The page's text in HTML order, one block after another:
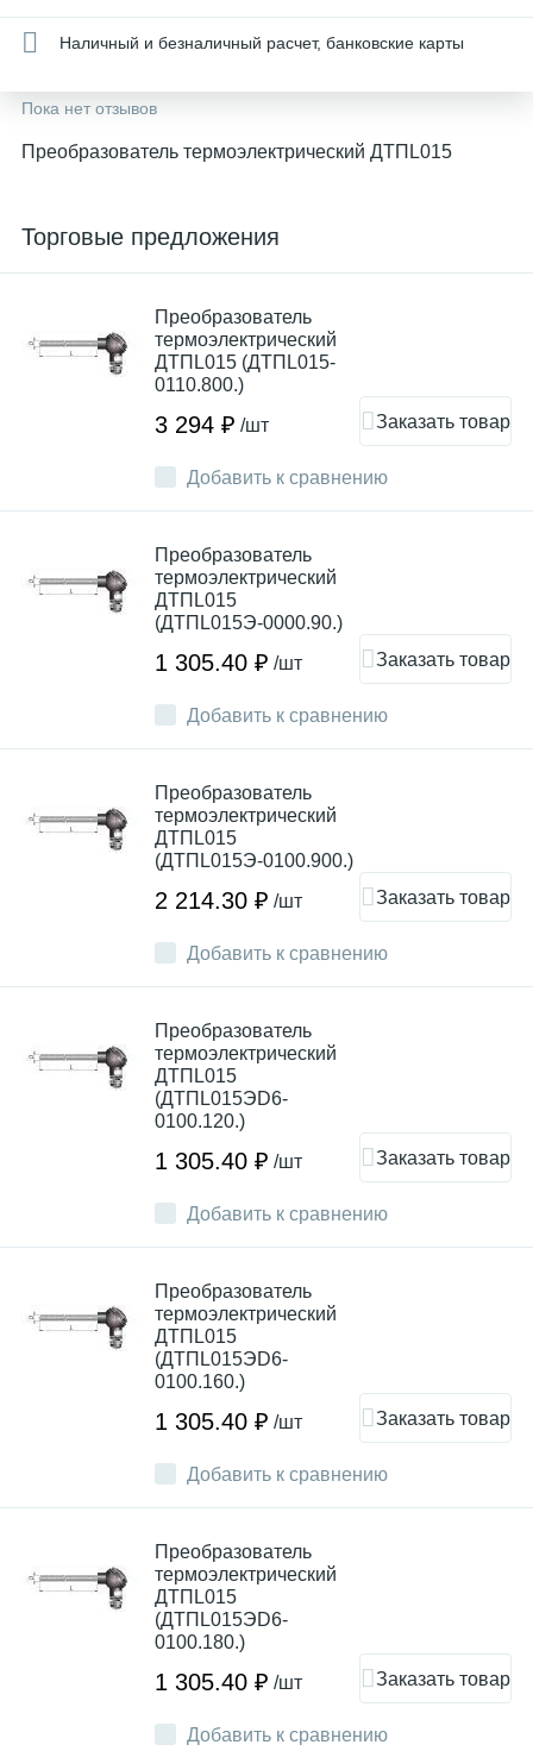
Наличный и безналичный расчет, банковские карты
Пока нет отзывов
Преобразователь термоэлектрический ДТПL015
Торговые предложения
Добавить к сравнению
Преобразователь
термоэлектрический
ДТПL015 (ДТПL015-
0110.800.)
3 294 ₽ /шт Заказать товар
Добавить к сравнению
Преобразователь
термоэлектрический
ДТПL015
(ДТПL015Э-0000.90.)
1 305.40 ₽ /шт Заказать товар
Добавить к сравнению
Преобразователь
термоэлектрический
ДТПL015
(ДТПL015Э-0100.900.)
2 214.30 ₽ /шт Заказать товар
Добавить к сравнению
Преобразователь
термоэлектрический
ДТПL015
(ДТПL015ЭD6-
0100.120.)
1 305.40 ₽ /шт Заказать товар
Добавить к сравнению
Преобразователь
термоэлектрический
ДТПL015
(ДТПL015ЭD6-
0100.160.)
1 305.40 ₽ /шт Заказать товар
Добавить к сравнению
Преобразователь
термоэлектрический
ДТПL015
(ДТПL015ЭD6-
0100.180.)
1 305.40 ₽ /шт Заказать товар